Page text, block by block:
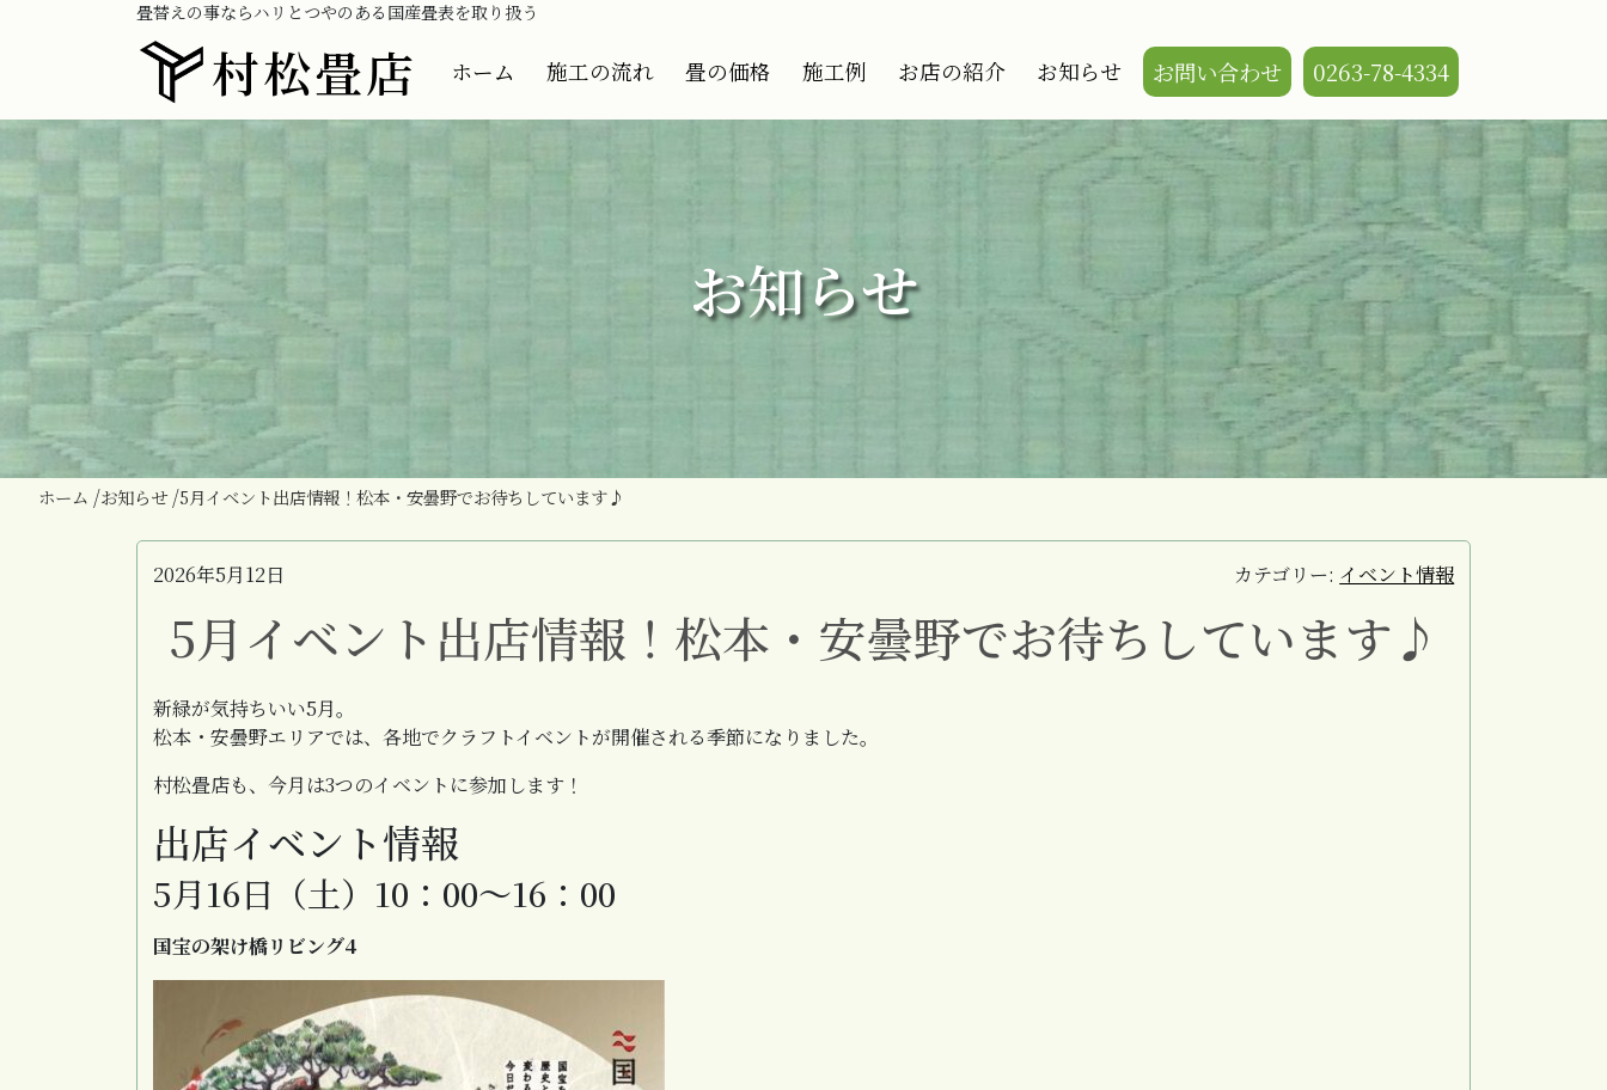
畳替えの事ならハリとつやのある国産畳表を取り扱う
村松畳店 ホーム 施工の流れ 畳の価格 施工例 お店の紹介 お知らせ お問い合わせ 0263-78-4334
お知らせ
ホーム お知らせ 5月イベント出店情報！松本・安曇野でお待ちしています♪
2026年5月12日 カテゴリー: イベント情報
5月イベント出店情報！松本・安曇野でお待ちしています♪
新緑が気持ちいい5月。
松本・安曇野エリアでは、各地でクラフトイベントが開催される季節になりました。
村松畳店も、今月は3つのイベントに参加します！
出店イベント情報
5月16日（土）10：00～16：00
国宝の架け橋リビング4